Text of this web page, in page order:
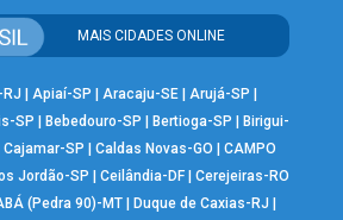
MAIS CIDADES ONLINE
| Apiaí-SP | Aracaju-SE| Arujá-SP |
SP | Bebedouro-SP | Bertioga-SP | Birigui-
Cajamar-SP |Caldas Novas-GO |CAMPO
Jordão-SP | Ceilândia-DF| Cerejeiras-RO
(Pedra 90)-MT| Duque de Caxias-RJ |